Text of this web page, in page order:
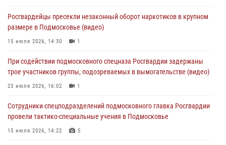
сигналам «Тревога» с охраняемых объектов в Подмосковье
04 августа 2026, 12:15
(видео)
03 августа 2026, 15:32
Росгвардейцы пресекли незаконный оборот наркотиков в крупном
размере в Подмосковье (видео)
15 июля 2026, 14:30 1
При содействии подмосковного спецназа Росгвардии задержаны
трое участников группы, подозреваемых в вымогательстве (видео)
23 июля 2026, 16:02 1
Сотрудники спецподразделений подмосковного главка Росгвардии
провели тактико-специальные учения в Подмосковье
15 июля 2026, 14:22 5